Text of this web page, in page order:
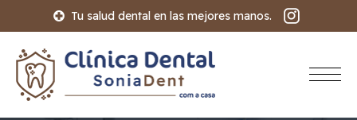
Tu salud dental en las mejores manos.